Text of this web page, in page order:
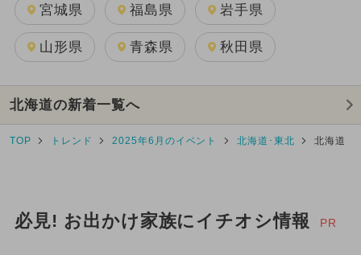
宮城県 福島県 岩手県
山形県 青森県 秋田県
北海道の新着一覧へ
TOP トレンド 2025年6月のイベント 北海道･東北 北海道
必見! お出かけ家族にイチオシ情報 PR